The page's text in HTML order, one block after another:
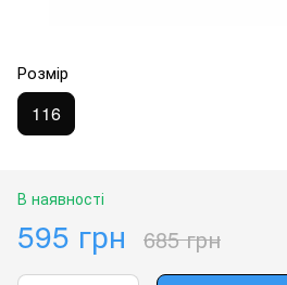
Розмір
116
В наявності
595 грн 685 грн